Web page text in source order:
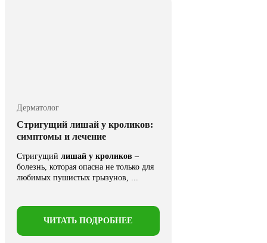
Дерматолог
Стригущий лишай у кроликов:
симптомы и лечение
Стригущий лишай у кроликов –
болезнь, которая опасна не только для
любимых пушистых грызунов, ...
ЧИТАТЬ ПОДРОБНЕЕ